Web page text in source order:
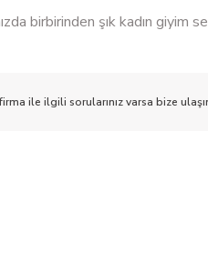
birbirinden şık kadın
ile ilgili sorularınız varsa bize